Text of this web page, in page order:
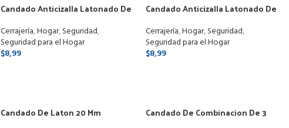
Candado Anticizalla Latonado De
Cerrajería,Hogar,Seguridad,
Seguridad para el Hogar
$8,99
Candado Anticizalla Latonado De
Cerrajería,Hogar,Seguridad,
Seguridad para el Hogar
$8,99
Candado De Laton 20 Mm Candado De Combinacion De 3